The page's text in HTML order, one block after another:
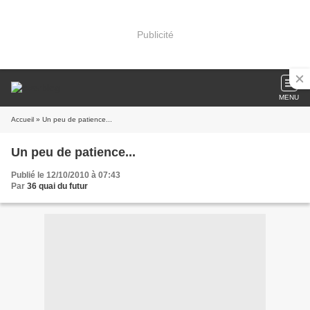
Publicité
MENU
Accueil » Un peu de patience...
Un peu de patience...
Publié le 12/10/2010 à 07:43
Par 36 quai du futur